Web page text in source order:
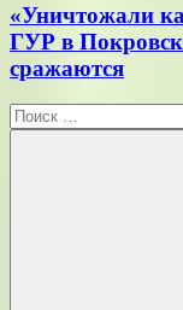
«Уничтожали
ГУР в
сражаются
Поиск
для: